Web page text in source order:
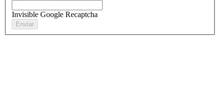
Invisible Google Recaptcha